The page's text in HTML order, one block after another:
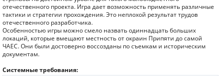
отечественного проекта. Игра дает возможность применять различные
тактики и стратегии прохождения. Это неплохой результат трудов
отечественного разработчика.
Особенностью игры можно смело назвать одиннадцать больших
локаций, которые вмещают местность от окраин Припяти до самой
ЧАЕС. Они были достоверно воссозданы по съемкам и историческим
документам.
Системные требования: